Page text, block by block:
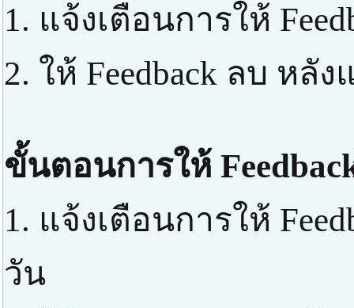
1. แจ้งเตือนการให้
2. ให้ Feedback ลบ หลั
ขั้นตอนการให้
1. แจ้งเตือนการให้
วัน